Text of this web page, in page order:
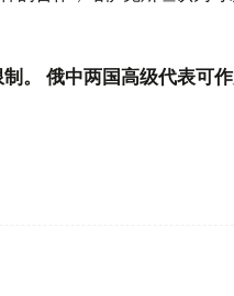
。 俄中两国高级代表可